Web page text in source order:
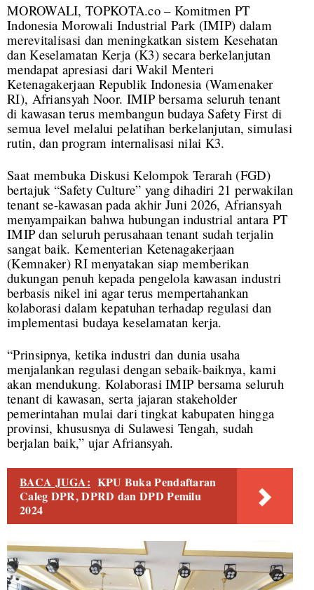
MOROWALI, TOPKOTA.co – Komitmen PT
Indonesia Morowali Industrial Park (IMIP) dalam
merevitalisasi dan meningkatkan sistem Kesehatan
dan Keselamatan Kerja (K3) secara berkelanjutan
mendapat apresiasi dari Wakil Menteri
Ketenagakerjaan Republik Indonesia (Wamenaker
RI), Afriansyah Noor. IMIP bersama seluruh tenant
di kawasan terus membangun budaya Safety First di
semua level melalui pelatihan berkelanjutan, simulasi
rutin, dan program internalisasi nilai K3.
Saat membuka Diskusi Kelompok Terarah (FGD)
bertajuk “Safety Culture” yang dihadiri 21 perwakilan
tenant se-kawasan pada akhir Juni 2026, Afriansyah
menyampaikan bahwa hubungan industrial antara PT
IMIP dan seluruh perusahaan tenant sudah terjalin
sangat baik. Kementerian Ketenagakerjaan
(Kemnaker) RI menyatakan siap memberikan
dukungan penuh kepada pengelola kawasan industri
berbasis nikel ini agar terus mempertahankan
kolaborasi dalam kepatuhan terhadap regulasi dan
implementasi budaya keselamatan kerja.
“Prinsipnya, ketika industri dan dunia usaha
menjalankan regulasi dengan sebaik-baiknya, kami
akan mendukung. Kolaborasi IMIP bersama seluruh
tenant di kawasan, serta jajaran stakeholder
pemerintahan mulai dari tingkat kabupaten hingga
provinsi, khususnya di Sulawesi Tengah, sudah
berjalan baik,” ujar Afriansyah.
BACA JUGA: KPU Buka Pendaftaran
Caleg DPR, DPRD dan DPD Pemilu
2024